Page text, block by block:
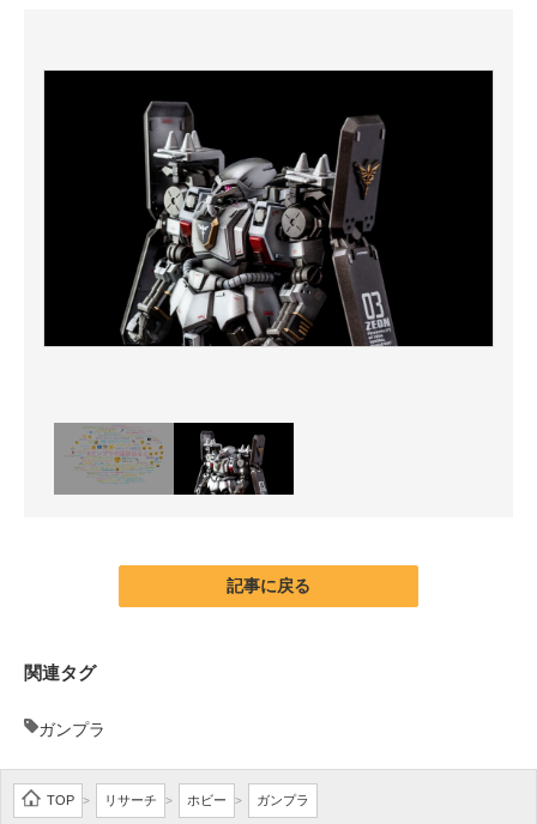
モノづくり技術者専門サイト
エレクトロニクス専門サイト
電子設計の基本と応用
エネルギーの専門メディア
建設×テクノロジーの最前線
記事に戻る
関連タグ
ガンプラ
TOP > リサーチ > ホビー > ガンプラ